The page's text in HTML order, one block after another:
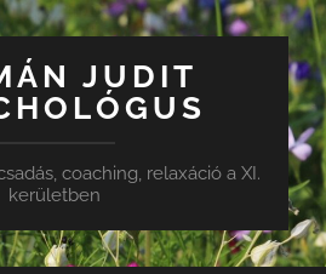
JUDIT
coaching, relaxáció a XI.
kerületben